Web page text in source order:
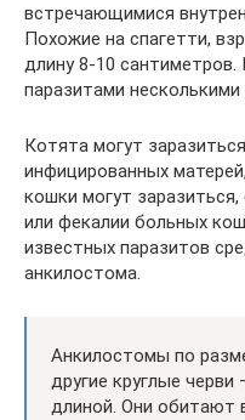
встречающимися
Похожие на спагетти,
длину 8-10
паразитами несколькими
Котята могут
инфицированных
кошки могут
или фекалии больных
известных паразитов
анкилостома.
Анкилостомы по
другие круглые
длиной. Они обитают